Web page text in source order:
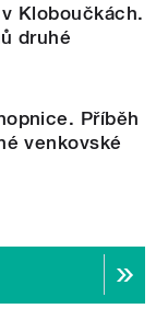
Kloboučkách.
druhé
Příběh
venkovské